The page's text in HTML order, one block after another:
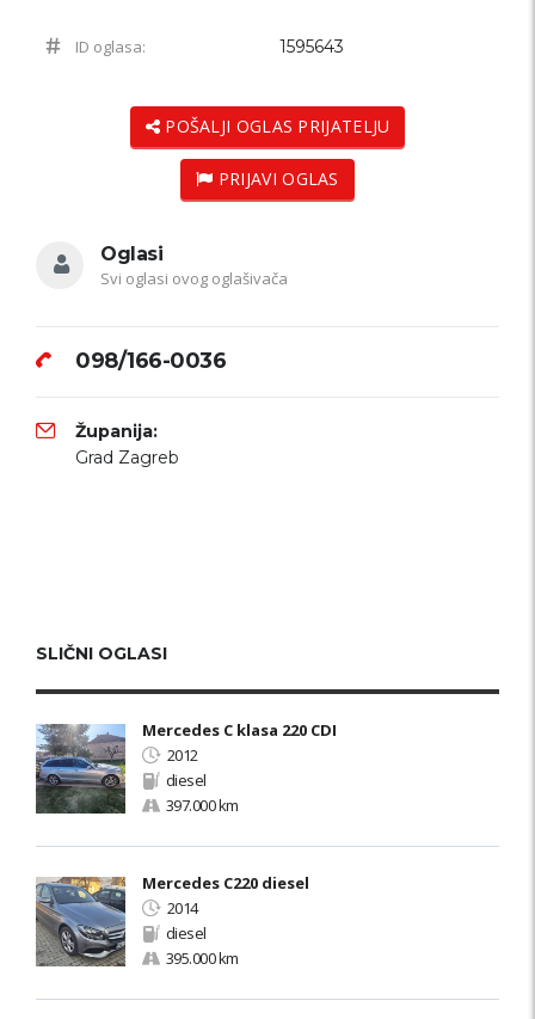
ID oglasa: 1595643
POŠALJI OGLAS PRIJATELJU
PRIJAVI OGLAS
Oglasi
Svi oglasi ovog oglašivača
098/166-0036
Županija:
Grad Zagreb
SLIČNI OGLASI
Mercedes C klasa 220 CDI
2012
diesel
397.000 km
Mercedes C220 diesel
2014
diesel
395.000 km